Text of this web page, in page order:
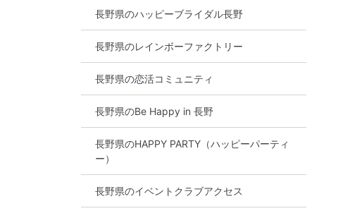
長野県のハッピーブライダル長野
長野県のレインボーファクトリー
長野県の恋活コミュニティ
長野県のBe Happy in 長野
長野県のHAPPY PARTY（ハッピーパーティ
ー）
長野県のイベントクラブアクセス